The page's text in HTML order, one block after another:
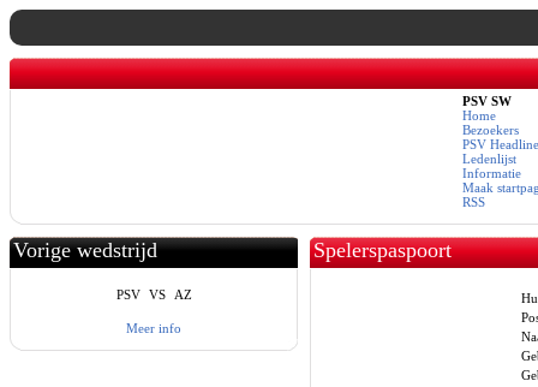
PSV SW
Home
Bezoekers
PSV
Ledenlijst
Informatie
Maak
RSS
Vorige wedstrijd
PSV VS AZ
Meer info
Spelerspaspoort